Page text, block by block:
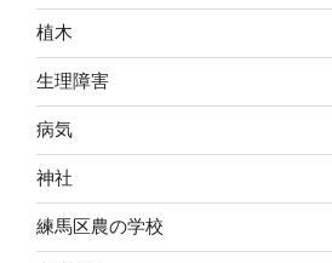
植木
生理障害
病気
神社
練馬区農の学校